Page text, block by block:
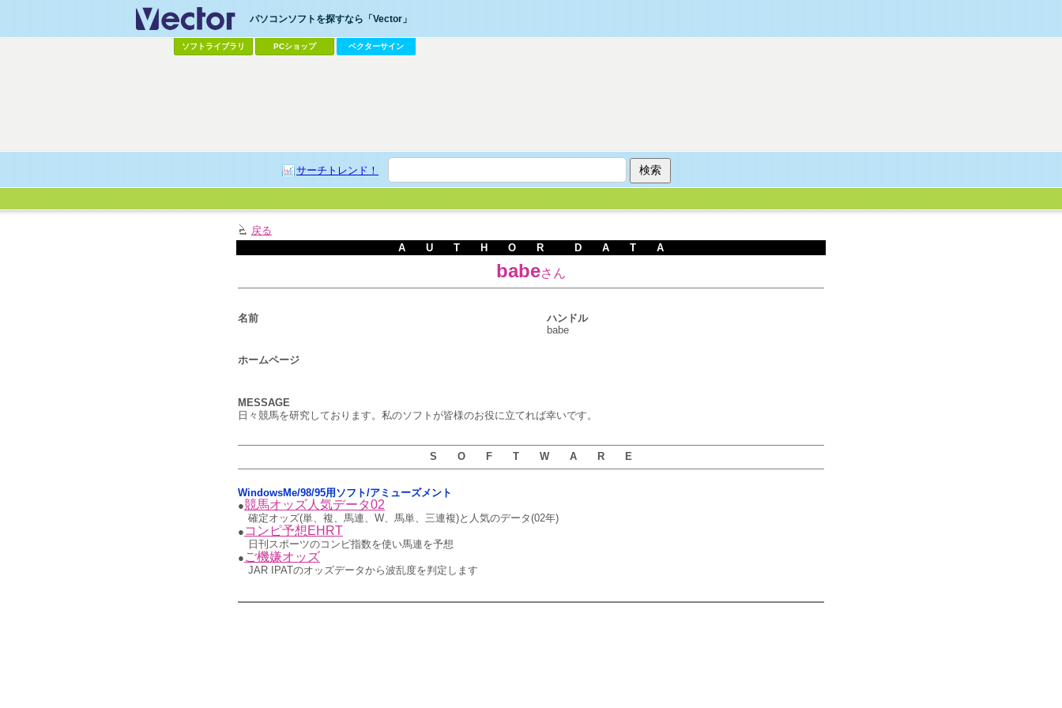
パソコンソフトを探すなら「Vector」
ソフトライブラリ PCショップ ベクターサイン
サーチトレンド！
戻る
A U T H O R D A T A
babeさん
名前
ハンドル
babe
ホームページ
MESSAGE
日々競馬を研究しております。私のソフトが皆様のお役に立てれば幸いです。
S O F T W A R E
WindowsMe/98/95用ソフト/アミューズメント
●競馬オッズ人気データ02
確定オッズ(単、複、馬連、W、馬単、三連複)と人気のデータ(02年)
● コンピ予想EHRT
日刊スポーツのコンピ指数を使い馬連を予想
● ご機嫌オッズ
JAR IPATのオッズデータから波乱度を判定します